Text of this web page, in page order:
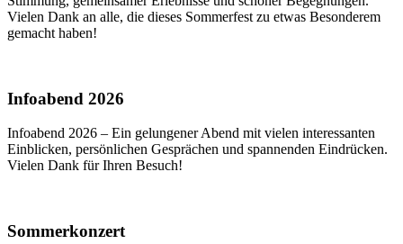
Vielen Dank an alle, die dieses Sommerfest zu etwas Besonderem
gemacht haben!
Infoabend 2026
Infoabend 2026 – Ein gelungener Abend mit vielen interessanten
Einblicken, persönlichen Gesprächen und spannenden Eindrücken.
Vielen Dank für Ihren Besuch!
Sommerkonzert